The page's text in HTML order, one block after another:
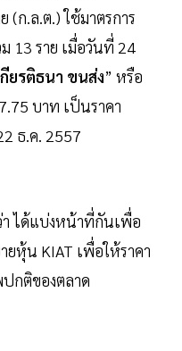
ก.ล.ต.) ใช้มาตรการ
13 ราย เมื่อวันที่ 24
กียรติธนา ขนส่ง” หรือ
บาท เป็นราคา
ธ.ค. 2557
า ได้แบ่งหน้าที่กันเพื่อ
หุ้น KIAT เพื่อให้ราคา
กติของตลาด